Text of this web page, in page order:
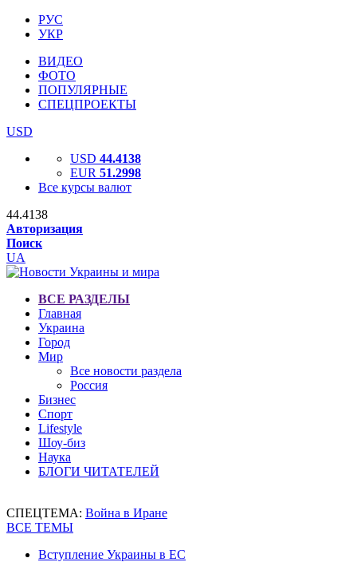
РУС
УКР
ВИДЕО
ФОТО
ПОПУЛЯРНЫЕ
СПЕЦПРОЕКТЫ
USD
USD 44.4138
EUR 51.2998
Все курсы валют
44.4138
Авторизация
Поиск
UA
ВСЕ РАЗДЕЛЫ
Главная
Украина
Город
Мир
Все новости раздела
Россия
Бизнес
Спорт
Lifestyle
Шоу-биз
Наука
БЛОГИ ЧИТАТЕЛЕЙ
СПЕЦТЕМА: Война в Иране
ВСЕ ТЕМЫ
Вступление Украины в ЕС